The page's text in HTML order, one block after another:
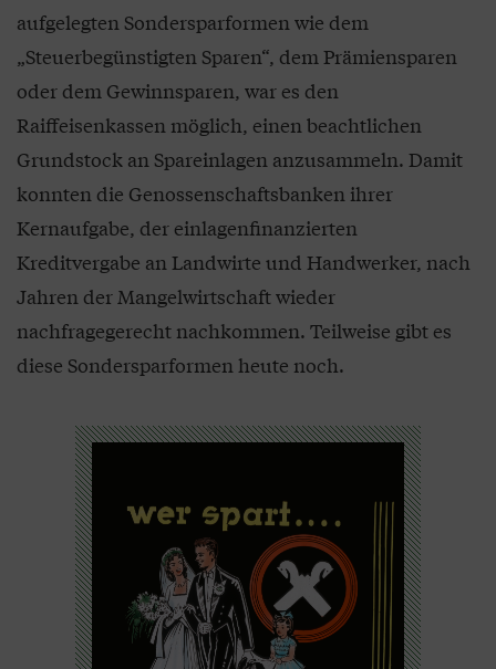
aufgelegten Sondersparformen wie dem
„Steuerbegünstigten Sparen“, dem Prämiensparen
oder dem Gewinnsparen, war es den
Raiffeisenkassen möglich, einen beachtlichen
Grundstock an Spareinlagen anzusammeln. Damit
konnten die Genossenschaftsbanken ihrer
Kernaufgabe, der einlagenfinanzierten
Kreditvergabe an Landwirte und Handwerker, nach
Jahren der Mangelwirtschaft wieder
nachfragegerecht nachkommen. Teilweise gibt es
diese Sondersparformen heute noch.